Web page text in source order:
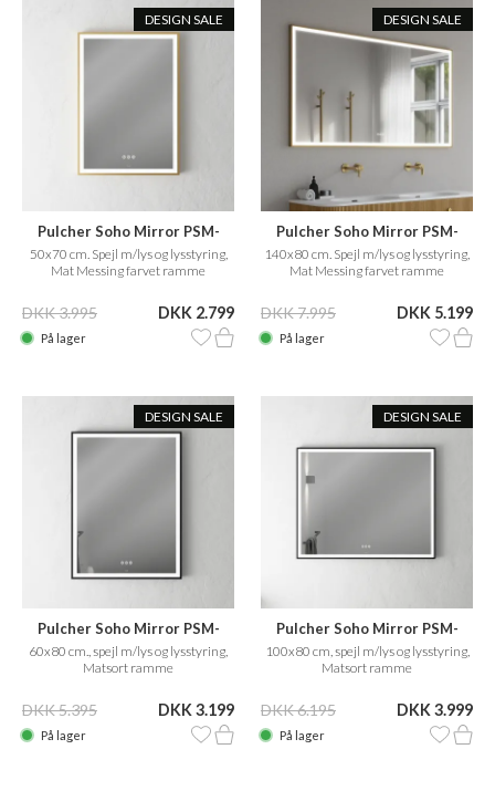
DESIGN SALE
Pulcher Soho Mirror PSM-
5070
50x70 cm. Spejl m/lys og lysstyring,
Mat Messing farvet ramme
DKK 3.995 DKK 2.799
På lager
DESIGN SALE
Pulcher Soho Mirror PSM-
1480
140x80 cm. Spejl m/lys og lysstyring,
Mat Messing farvet ramme
DKK 7.995 DKK 5.199
På lager
DESIGN SALE
Pulcher Soho Mirror PSM-
6080
60x80 cm., spejl m/lys og lysstyring,
Matsort ramme
DKK 5.395 DKK 3.199
På lager
DESIGN SALE
Pulcher Soho Mirror PSM-
1080
100x80 cm, spejl m/lys og lysstyring,
Matsort ramme
DKK 6.195 DKK 3.999
På lager